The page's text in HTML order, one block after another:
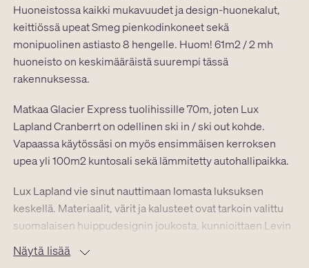
Huoneistossa kaikki mukavuudet ja design-huonekalut,
keittiössä upeat Smeg pienkodinkoneet sekä
monipuolinen astiasto 8 hengelle. Huom! 61m2 / 2 mh
huoneisto on keskimääräistä suurempi tässä
rakennuksessa.
Matkaa Glacier Express tuolihissille 70m, joten Lux
Lapland Cranberrt on odellinen ski in / ski out kohde.
Vapaassa käytössäsi on myös ensimmäisen kerroksen
upea yli 100m2 kuntosali sekä lämmitetty autohallipaikka.
Lux Lapland vie sinut nauttimaan lomasta luksuksen
keskellä. Materiaalit, värit ja kalusteet ovat tarkoin valittu
suomalaisen huippudesignin joukosta, kunnioittaen Levin
jylhiä maisemia ja tunnelmaa. Lux Lapland huoneistossa
loma voi alkaa.
Näytä lisää